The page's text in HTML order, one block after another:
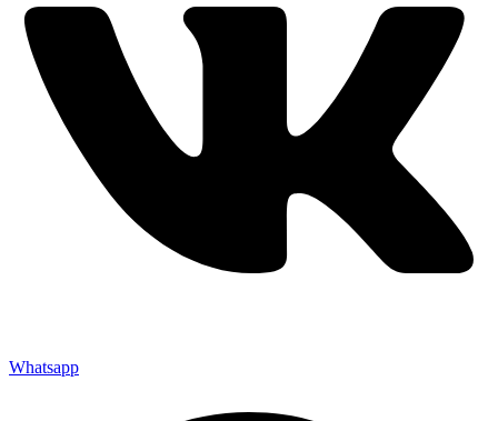
Whatsapp